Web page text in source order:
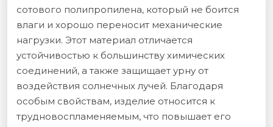
сотового полипропилена, который не боится
влаги и хорошо переносит механические
нагрузки. Этот материал отличается
устойчивостью к большинству химических
соединений, а также защищает урну от
воздействия солнечных лучей. Благодаря
особым свойствам, изделие относится к
трудновоспламеняемым, что повышает его